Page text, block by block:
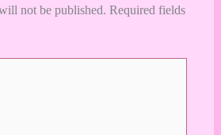
not be published. Required fields